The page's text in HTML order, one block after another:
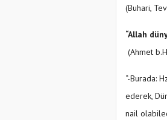
(Buhari,
“Allah
(Ahmet
“-Burada:
ederek,
nail